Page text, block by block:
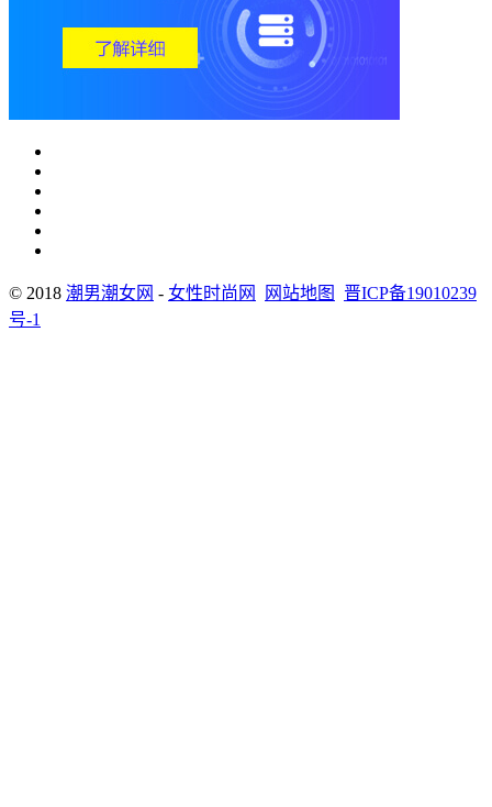
© 2018 潮男潮女网 - 女性时尚网 网站地图
晋ICP备19010239
号-1